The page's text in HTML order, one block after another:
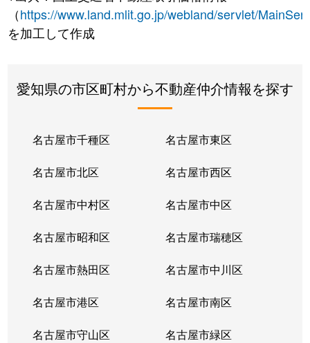
（https://www.land.mlit.go.jp/webland/servlet/
を加工して作成
愛知県の市区町村から不動産仲介情報を探す
名古屋市千種区 名古屋市東区
名古屋市北区 名古屋市西区
名古屋市中村区 名古屋市中区
名古屋市昭和区 名古屋市瑞穂区
名古屋市熱田区 名古屋市中川区
名古屋市港区 名古屋市南区
名古屋市守山区 名古屋市緑区